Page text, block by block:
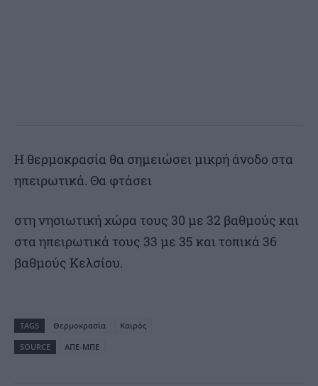
Η θερμοκρασία θα σημειώσει μικρή άνοδο στα
ηπειρωτικά. Θα φτάσει
στη νησιωτική χώρα τους 30 με 32 βαθμούς και
στα ηπειρωτικά τους 33 με 35 και τοπικά 36
βαθμούς Κελσίου.
TAGS Θερμοκρασία
Καιρός
SOURCE
ΑΠΕ-ΜΠΕ